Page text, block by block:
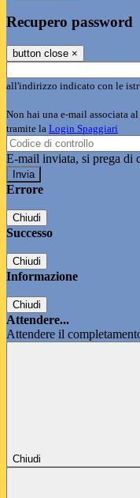
Recupero password
button close ×
all'indirizzo indicato con le
Non hai una e-mail associata
tramite la Login Spaggiari
E-mail inviata, si prega di
Errore
Chiudi
Successo
Chiudi
Informazione
Chiudi
Attendere...
Attendere il
Chiudi